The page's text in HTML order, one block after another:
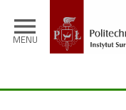
menu
MENU